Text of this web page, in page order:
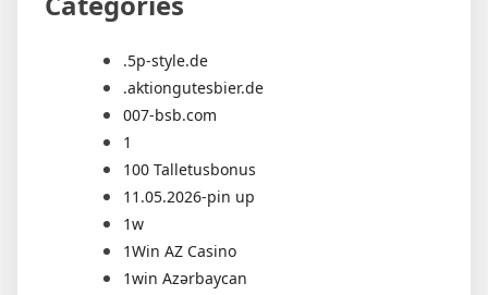
.5p-style.de
.aktiongutesbier.de
007-bsb.com
1
100 Talletusbonus
11.05.2026-pin up
1w
1Win AZ Casino
1win Azərbaycan